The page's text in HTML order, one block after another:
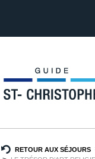
RETOUR AUX SÉJOURS